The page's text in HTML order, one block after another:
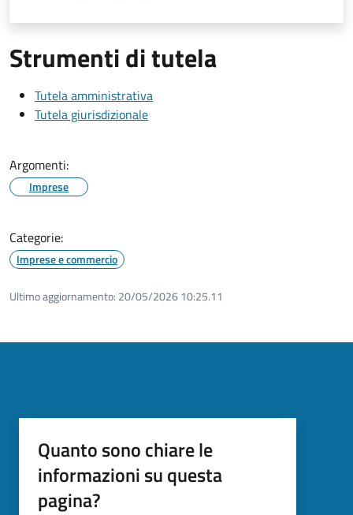
Strumenti di tutela
Tutela amministrativa
Tutela giurisdizionale
Argomenti:
Imprese
Categorie:
Imprese e commercio
Ultimo aggiornamento: 20/05/2026 10:25.11
Quanto sono chiare le
informazioni su questa
pagina?